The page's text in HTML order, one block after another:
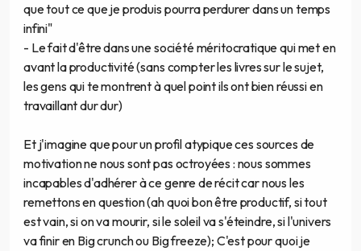
que tout ce que je produis pourra perdurer dans un temps
infini"
- Le fait d'être dans une société méritocratique qui met en
avant la productivité (sans compter les livres sur le sujet,
les gens qui te montrent à quel point ils ont bien réussi en
travaillant dur dur)
Et j'imagine que pour un profil atypique ces sources de
motivation ne nous sont pas octroyées : nous sommes
incapables d'adhérer à ce genre de récit car nous les
remettons en question (ah quoi bon être productif, si tout
est vain, si on va mourir, si le soleil va s'éteindre, si l'univers
va finir en Big crunch ou Big freeze); C'est pour quoi je